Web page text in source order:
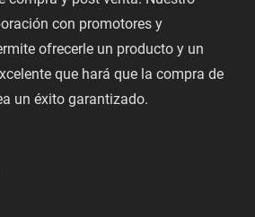
con promotores y
ofrecerle un producto y un
que hará que la compra de
un éxito garantizado.